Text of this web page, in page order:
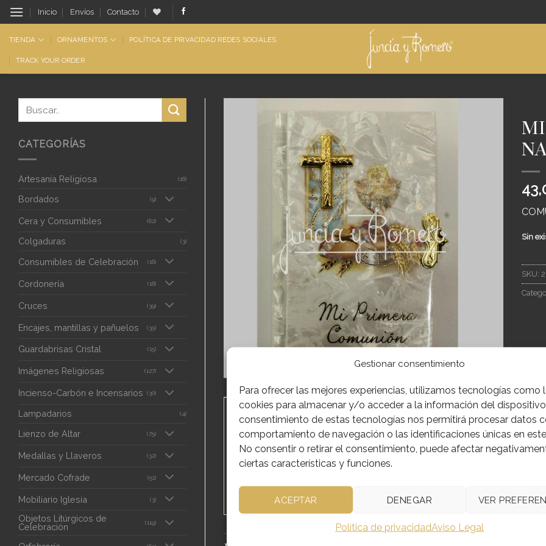
Gestionar consentimiento
Para ofrecer las mejores experiencias, utilizamos tecnologías como
cookies para almacenar y/o acceder a la información del
consentimiento de estas tecnologías nos permitirá procesar datos
comportamiento de navegación o las identificaciones únicas en
No consentir o retirar el consentimiento, puede afectar
ciertas características y funciones.
ACEPTAR DENEGAR VER
Política de privacidadAviso Legal
Saltar
al
contenido
Inicio Envíos Contacto
TIENDA ORNAMENTOS POLÍTICA DE PRIVACIDAD REDES SOCIALES
TRACK YOUR ORDER
CATEGORÍAS
Artesanía Religiosa (16)
Bordados (9)
Cera y Consumibles (62)
Colgaduras (3)
Consumibles de Celebración (16)
Cordonería (18)
Cruces (39)
Encajes, mantillas y pañuelos (35)
Guardabrisas Cristal (15)
Imágenes Religiosas (127)
Incienso-Carbón e Incensarios (30)
Lampadarios (4)
Lienzo de Altar (75)
Medallas y Llaveros (32)
Mercado Cofrade (51)
Mobiliario Iglesia (3)
Objetos Litúrgicos de
Celebración
(119)
Sin
SKU:
DESCRIPCIÓN INFORMACIÓN ADICIONAL
Libro tradicional de primera comunión realizado en